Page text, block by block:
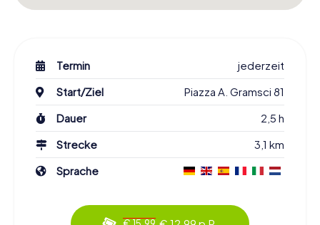
Termin
jederzeit
Start/Ziel
Piazza A. Gramsci 81
Dauer
2,5 h
Strecke
3,1 km
Sprache